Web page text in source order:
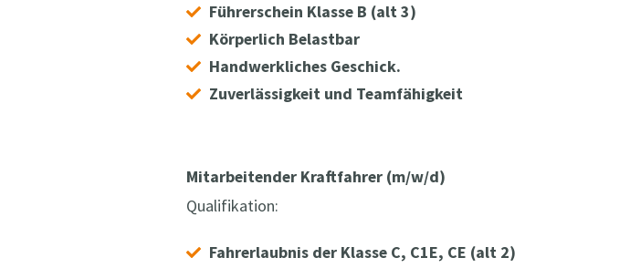
Führerschein Klasse B (alt 3)
Körperlich Belastbar
Handwerkliches Geschick.
Zuverlässigkeit und Teamfähigkeit
Mitarbeitender Kraftfahrer (m/w/d)
Qualifikation:
Fahrerlaubnis der Klasse C, C1E, CE (alt 2)